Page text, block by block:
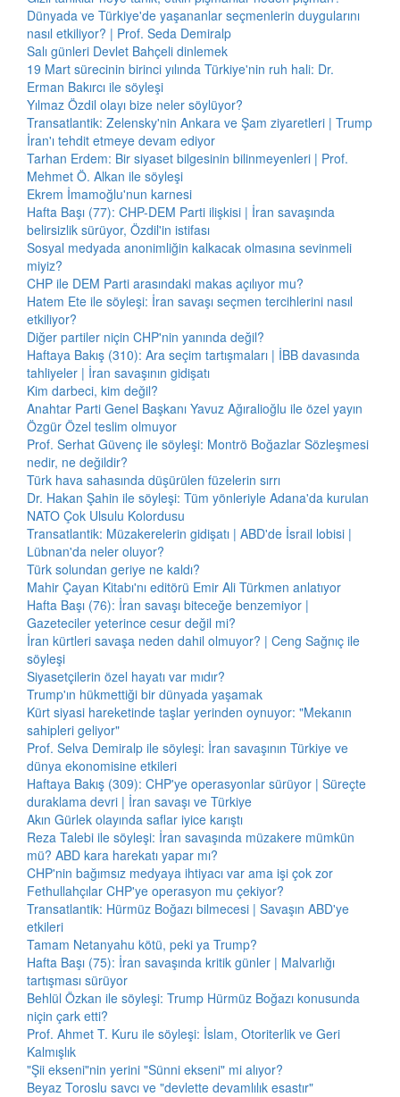
Dünyada ve Türkiye'de yaşananlar seçmenlerin duygularını
nasıl etkiliyor? | Prof. Seda Demiralp
Salı günleri Devlet Bahçeli dinlemek
19 Mart sürecinin birinci yılında Türkiye'nin ruh hali: Dr.
Erman Bakırcı ile söyleşi
Yılmaz Özdil olayı bize neler söylüyor?
Transatlantik: Zelensky'nin Ankara ve Şam ziyaretleri | Trump
İran'ı tehdit etmeye devam ediyor
Tarhan Erdem: Bir siyaset bilgesinin bilinmeyenleri | Prof.
Mehmet Ö. Alkan ile söyleşi
Ekrem İmamoğlu'nun karnesi
Hafta Başı (77): CHP-DEM Parti ilişkisi | İran savaşında
belirsizlik sürüyor, Özdil'in istifası
Sosyal medyada anonimliğin kalkacak olmasına sevinmeli
miyiz?
CHP ile DEM Parti arasındaki makas açılıyor mu?
Hatem Ete ile söyleşi: İran savaşı seçmen tercihlerini nasıl
etkiliyor?
Diğer partiler niçin CHP'nin yanında değil?
Haftaya Bakış (310): Ara seçim tartışmaları | İBB davasında
tahliyeler | İran savaşının gidişatı
Kim darbeci, kim değil?
Anahtar Parti Genel Başkanı Yavuz Ağıralioğlu ile özel yayın
Özgür Özel teslim olmuyor
Prof. Serhat Güvenç ile söyleşi: Montrö Boğazlar Sözleşmesi
nedir, ne değildir?
Türk hava sahasında düşürülen füzelerin sırrı
Dr. Hakan Şahin ile söyleşi: Tüm yönleriyle Adana'da kurulan
NATO Çok Ulsulu Kolordusu
Transatlantik: Müzakerelerin gidişatı | ABD'de İsrail lobisi |
Lübnan'da neler oluyor?
Türk solundan geriye ne kaldı?
Mahir Çayan Kitabı'nı editörü Emir Ali Türkmen anlatıyor
Hafta Başı (76): İran savaşı biteceğe benzemiyor |
Gazeteciler yeterince cesur değil mi?
İran kürtleri savaşa neden dahil olmuyor? | Ceng Sağnıç ile
söyleşi
Siyasetçilerin özel hayatı var mıdır?
Trump'ın hükmettiği bir dünyada yaşamak
Kürt siyasi hareketinde taşlar yerinden oynuyor: "Mekanın
sahipleri geliyor"
Prof. Selva Demiralp ile söyleşi: İran savaşının Türkiye ve
dünya ekonomisine etkileri
Haftaya Bakış (309): CHP'ye operasyonlar sürüyor | Süreçte
duraklama devri | İran savaşı ve Türkiye
Akın Gürlek olayında saflar iyice karıştı
Reza Talebi ile söyleşi: İran savaşında müzakere mümkün
mü? ABD kara harekatı yapar mı?
CHP'nin bağımsız medyaya ihtiyacı var ama işi çok zor
Fethullahçılar CHP'ye operasyon mu çekiyor?
Transatlantik: Hürmüz Boğazı bilmecesi | Savaşın ABD'ye
etkileri
Tamam Netanyahu kötü, peki ya Trump?
Hafta Başı (75): İran savaşında kritik günler | Malvarlığı
tartışması sürüyor
Behlül Özkan ile söyleşi: Trump Hürmüz Boğazı konusunda
niçin çark etti?
Prof. Ahmet T. Kuru ile söyleşi: İslam, Otoriterlik ve Geri
Kalmışlık
"Şii ekseni"nin yerini "Sünni ekseni" mi alıyor?
Beyaz Toroslu savcı ve "devlette devamlılık esastır"